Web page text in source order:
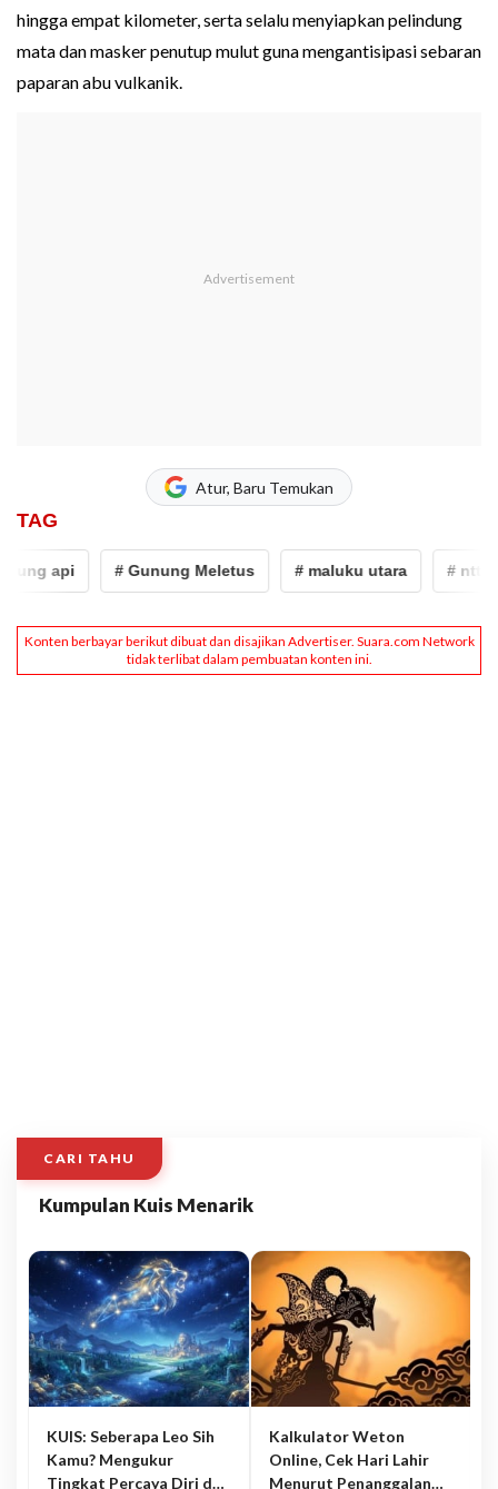
hingga empat kilometer, serta selalu menyiapkan pelindung
mata dan masker penutup mulut guna mengantisipasi sebaran
paparan abu vulkanik.
Atur, Baru Temukan
TAG
api # Gunung Meletus # maluku utara # ntt
CARI TAHU
Kumpulan Kuis Menarik
KUIS: Seberapa Leo Sih
Kamu? Mengukur
Tingkat Percaya Diri dan
Kalkulator Weton
Online, Cek Hari Lahir
Menurut Penanggalan